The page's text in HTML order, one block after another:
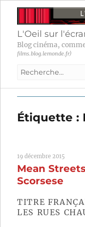
L'Oeil sur
Blog cinéma,
films.blog.lemonde.fr)
Recherche
:
Étiquette :
19 décembre 2015
Mean
Scorsese
TITRE
LES RUES